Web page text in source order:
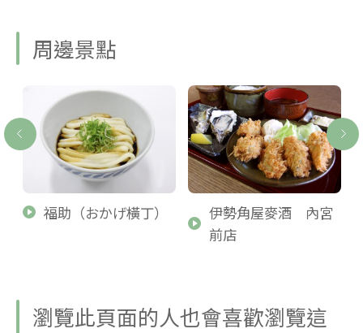
周邊景點
福助（おかげ橫丁）
伊勢角屋麥酒 內宮
前店
瀏覽此頁面的人也會喜歡瀏覽這